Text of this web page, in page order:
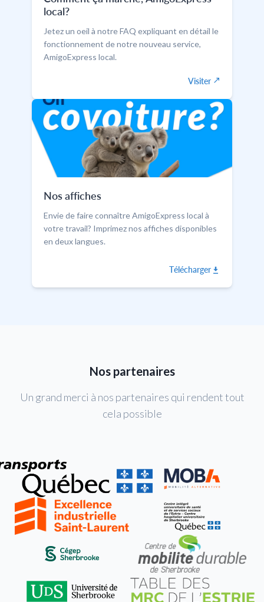
local?
Jetez un oeil à notre FAQ expliquant en détail le
fonctionnement de notre nouveau service,
AmigoExpress local.
Visiter
Nos affiches
Envie de faire connaître AmigoExpress local à
votre travail? Imprimez nos affiches disponibles
en deux langues.
Télécharger
Nos partenaires
Un grand merci à nos partenaires qui rendent tout
cela possible